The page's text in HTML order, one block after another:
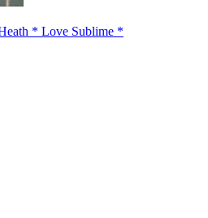
* Love Sublime *